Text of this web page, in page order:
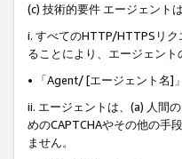
(c) 技術的要件 エージェント
i. すべてのHTTP/HTTPSリ
ることにより、エージェント
• 「Agent/ [エージェント名]
ii. エージェントは、(a) 人間
めのCAPTCHAやその他の手
ません。